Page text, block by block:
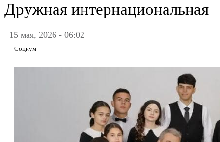
Дружная интернациональная
15 мая, 2026 - 06:02
Социум